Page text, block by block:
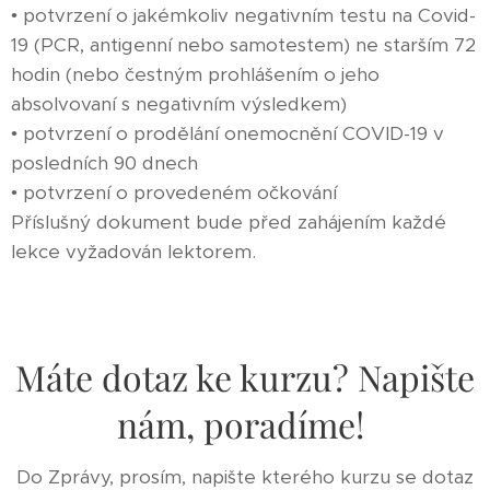
• potvrzení o jakémkoliv negativním testu na Covid-
19 (PCR, antigenní nebo samotestem) ne starším 72
hodin (nebo čestným prohlášením o jeho
absolvovaní s negativním výsledkem)
• potvrzení o prodělání onemocnění COVID-19 v
posledních 90 dnech
• potvrzení o provedeném očkování
Příslušný dokument bude před zahájením každé
lekce vyžadován lektorem.
Máte dotaz ke kurzu? Napište
nám, poradíme!
Do Zprávy, prosím, napište kterého kurzu se dotaz